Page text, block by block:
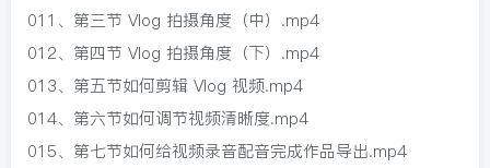
011、第三节 Vlog 拍摄角度（中）.mp4
012、第四节 Vlog 拍摄角度（下）.mp4
013、第五节如何剪辑 Vlog 视频.mp4
014、第六节如何调节视频清晰度.mp4
015、第七节如何给视频录音配音完成作品导出.mp4